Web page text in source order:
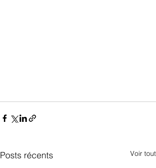
Posts récents Voir tout